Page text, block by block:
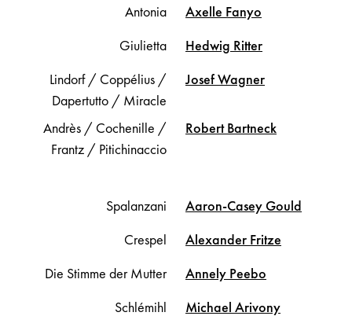
Antonia
Axelle Fanyo
Giulietta
Hedwig Ritter
Lindorf / Coppélius /
Dapertutto / Miracle
JosefWagner
Andrès / Cochenille /
Frantz / Pitichinaccio
RobertBartneck
Spalanzani Aaron-CaseyGould
Crespel
Alexander Fritze
Die Stimme der Mutter
Annely Peebo
Schlémihl
Michael Arivony